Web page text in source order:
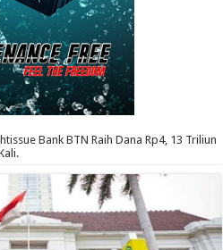
Bank BTN Raih Dana Rp4, 13 Triliun